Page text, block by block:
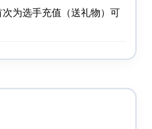
为选手充值（送礼物）可